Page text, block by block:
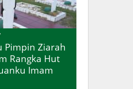
Pimpin Ziarah
Rangka Hut
Imam